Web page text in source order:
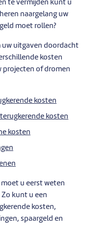
te vermijden kunt u
naargelang uw
moet rollen?
uw uitgaven doordacht
kosten
projecten of dromen
kosten
kosten
kosten
u eerst weten
Zo kunt u een
kosten,
spaargeld en